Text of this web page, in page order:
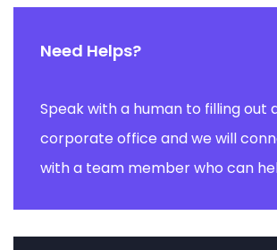
Need Helps?
Speak with a human to filling out
corporate office and we will
with a team member who can